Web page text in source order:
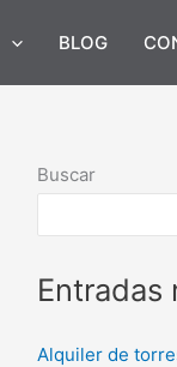
BLOG
Buscar
Entradas
Alquiler de